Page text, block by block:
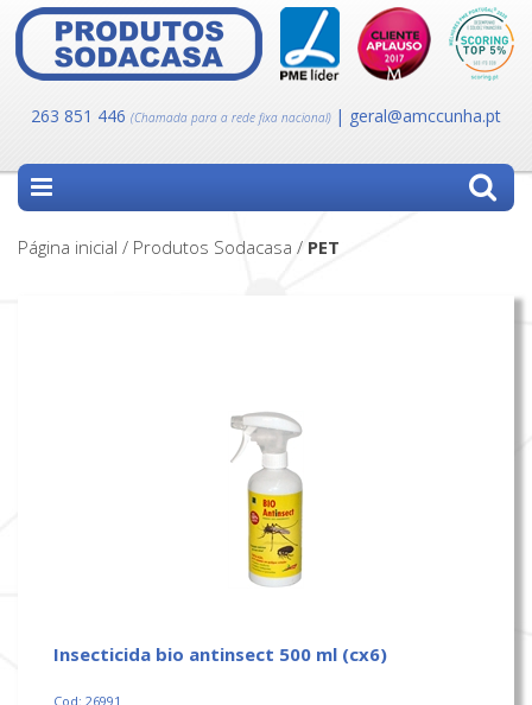
263 851 446 (Chamada para a rede fixa nacional) | geral@amccunha.pt
Página inicial / Produtos Sodacasa / PET
insecticida bio antinsect 500 ml (cx6)
Cod: 26991